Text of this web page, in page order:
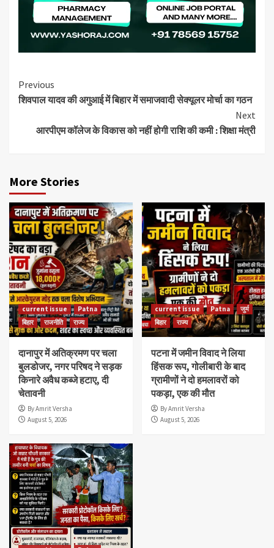
Continue
Reading
Previous
शिवपाल यादव की अगुआई में बिहार में समाजवादी सेक्यूलर मोर्चा का गठन
Next
आरपीएम कॉलेज के विकास को नहीं होगी राशि की कमी : शिक्षा मंत्री
More Stories
current issue
Patna
बिहार
राजनीति राज्य
दानापुर में अतिक्रमण पर चला
बुलडोजर, नगर परिषद ने सड़क
किनारे अवैध कब्जे हटाए, दी
चेतावनी
By Amrit Versha
August 5, 2026
current issue Patna
जुर्म
बिहार
राज्य
पटना में जमीन विवाद ने लिया
हिंसक रूप, गोलीबारी के बाद
ग्रामीणों ने दो हमलावरों को
पकड़ा, एक की मौत
By Amrit Versha
August 5, 2026